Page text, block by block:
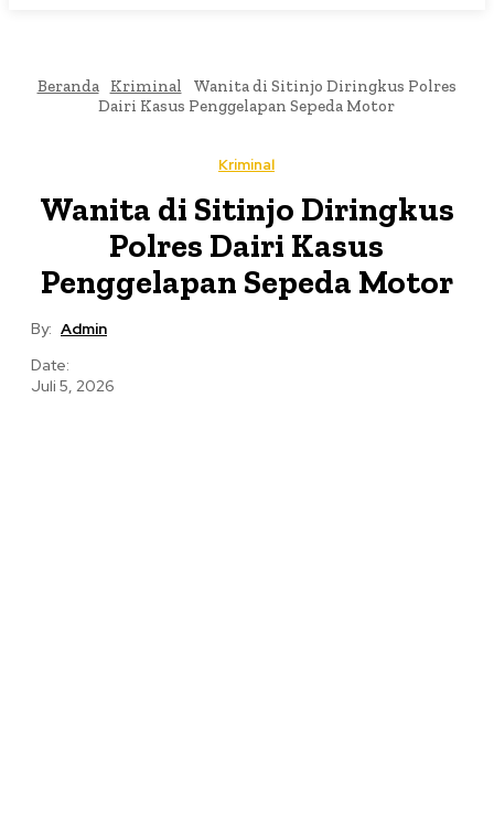
Beranda Kriminal
Wanita di Sitinjo Diringkus Polres
Dairi Kasus Penggelapan Sepeda Motor
Kriminal
Wanita di Sitinjo Diringkus
Polres Dairi Kasus
Penggelapan Sepeda Motor
By: Admin
Date:
Juli 5, 2026